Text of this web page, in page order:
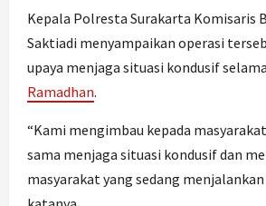
Kepala Polresta Surakarta Komisaris
Saktiadi menyampaikan operasi
upaya menjaga situasi kondusif
Ramadhan.
“Kami mengimbau kepada
sama menjaga situasi kondusif dan
masyarakat yang sedang menjalankan